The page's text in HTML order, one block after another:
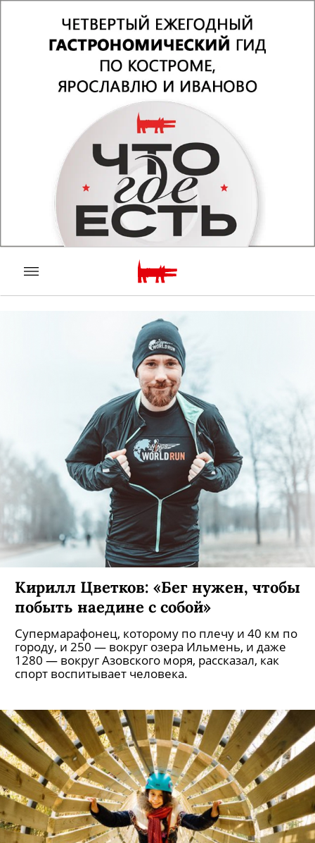
Кирилл Цветков: «Бег нужен, чтобы
побыть наедине с собой»
Супермарафонец, которому по плечу и 40 км по
городу, и 250 — вокруг озера Ильмень, и даже
1280 — вокруг Азовского моря, рассказал, как
спорт воспитывает человека.